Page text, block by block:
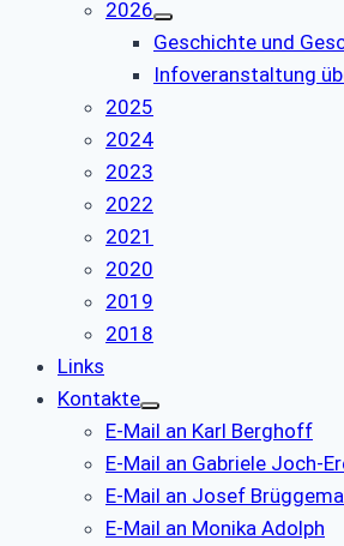
2026
Geschichte und
Infoveranstaltung
2025
2024
2023
2022
2021
2020
2019
2018
Links
Kontakte
E-Mail an Karl Berghoff
E-Mail an Gabriele Joch-
E-Mail an Josef
E-Mail an Monika Adolph